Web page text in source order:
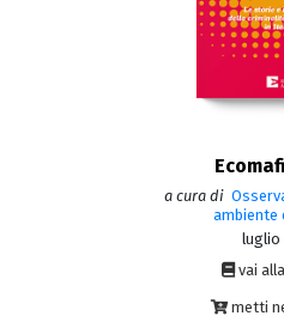
a cura di
ambiente
luglio
vai
metti